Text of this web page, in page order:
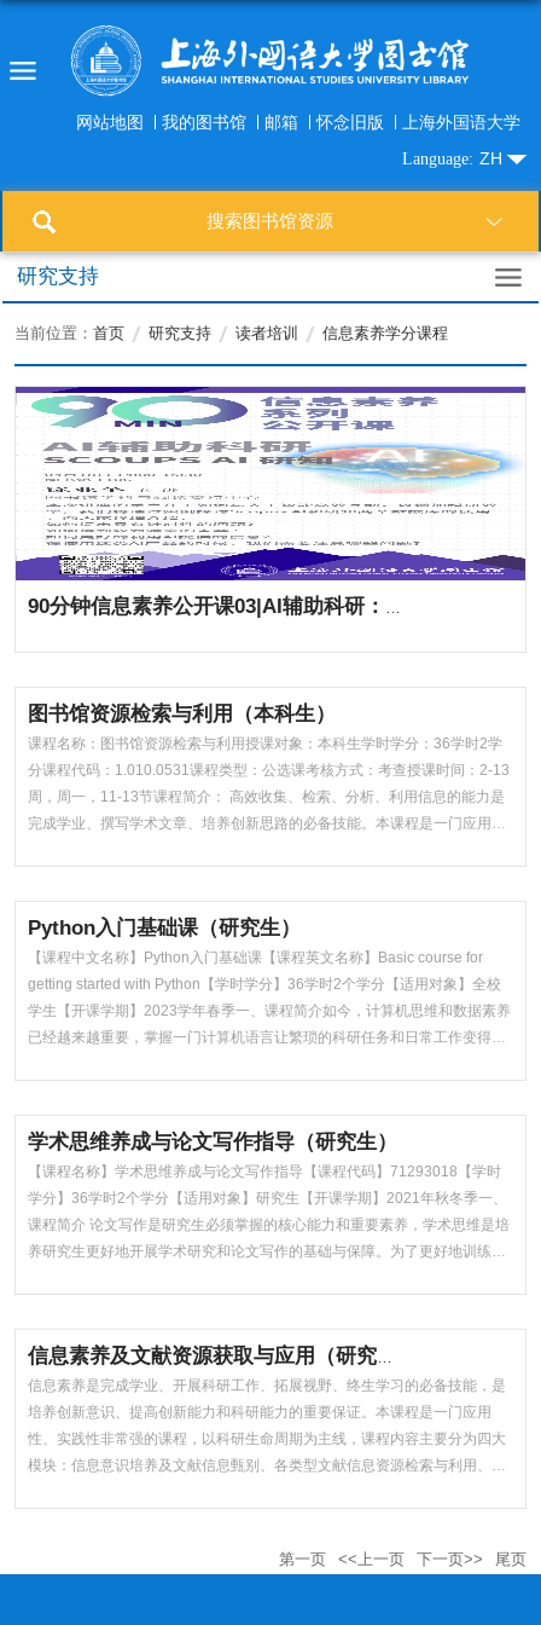
网站地图 我的图书馆 邮箱 怀念旧版 上海外国语大学
Language: ZH
搜索图书馆资源
研究支持
当前位置：首页 研究支持 读者培训 信息素养学分课程
图书馆资源检索与利用（本科生）
课程名称：图书馆资源检索与利用授课对象：本科生学时学分：36学时2学
分课程代码：1.010.0531课程类型：公选课考核方式：考查授课时间：2-13
周，周一，11-13节课程简介： 高效收集、检索、分析、利用信息的能力是
完成学业、撰写学术文章、培养创新思路的必备技能。本课程是一门应用类
生更...
Python入门基础课（研究生）
【课程中文名称】Python入门基础课【课程英文名称】Basic course for
getting started with Python【学时学分】36学时2个学分【适用对象】全校
学生【开课学期】2023学年春季一、课程简介如今，计算机思维和数据素养
已经越来越重要，掌握一门计算机语言让繁琐的科研任务和日常工作变得事
计...
学术思维养成与论文写作指导（研究生）
【课程名称】学术思维养成与论文写作指导【课程代码】71293018【学时
学分】36学时2个学分【适用对象】研究生【开课学期】2021年秋冬季一、
课程简介 论文写作是研究生必须掌握的核心能力和重要素养，学术思维是培
养研究生更好地开展学术研究和论文写作的基础与保障。为了更好地训练研
实践...
信息素养是完成学业、开展科研工作、拓展视野、终生学习的必备技能，是
培养创新意识、提高创新能力和科研能力的重要保证。本课程是一门应用
性、实践性非常强的课程，以科研生命周期为主线，课程内容主要分为四大
模块：信息意识培养及文献信息甄别、各类型文献信息资源检索与利用、文
第一页 <<上一页 下一页>> 尾页